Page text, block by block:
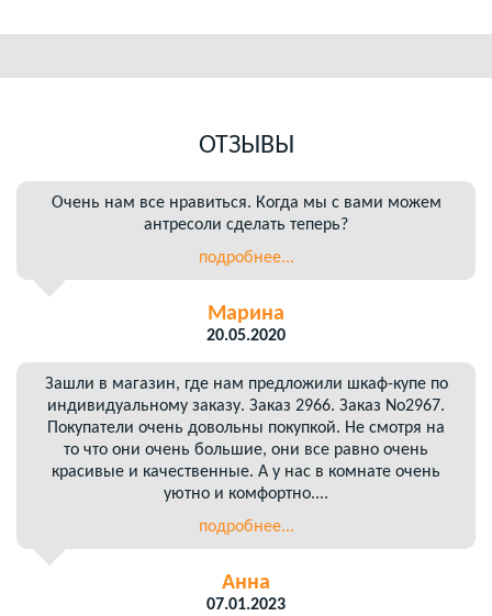
ОТЗЫВЫ
Очень нам все нравиться. Когда мы с вами можем
антресоли сделать теперь?
подробнее...
Марина
20.05.2020
Зашли в магазин, где нам предложили шкаф-купе по
индивидуальному заказу. Заказ 2966. Заказ No2967.
Покупатели очень довольны покупкой. Не смотря на
то что они очень большие, они все равно очень
красивые и качественные. А у нас в комнате очень
уютно и комфортно....
подробнее...
Анна
07.01.2023